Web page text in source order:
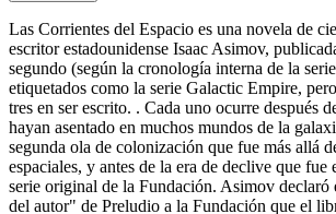
Las Corrientes del Espacio es una novela de
escritor estadounidense Isaac Asimov,
segundo (según la cronología interna de la
etiquetados como la serie Galactic Empire,
tres en ser escrito. . Cada uno ocurre después
hayan asentado en muchos mundos de la
segunda ola de colonización que fue más allá
espaciales, y antes de la era de declive que fue
serie original de la Fundación. Asimov declaró
del autor" de Preludio a la Fundación que el